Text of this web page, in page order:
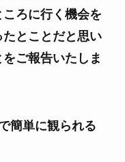
ろに行く機会を
とことだと思い
ご報告いたしま
簡単に観られる